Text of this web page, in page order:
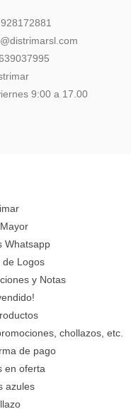
9:00 a 17.00
Whatsapp
de Logos
y Notas
chollazos, etc.
de pago
en oferta
azules